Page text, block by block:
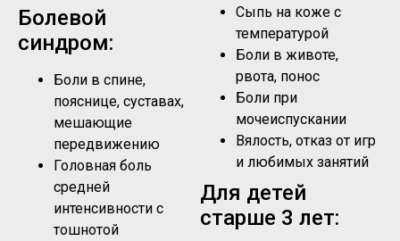
Болевой
синдром:
Боли в спине,
пояснице, суставах,
мешающие
передвижению
Головная боль
средней
интенсивности с
тошнотой
Сыпь на коже с
температурой
Боли в животе,
рвота, понос
Боли при
мочеиспускании
Вялость, отказ от игр
и любимых занятий
Для детей
старше 3 лет: